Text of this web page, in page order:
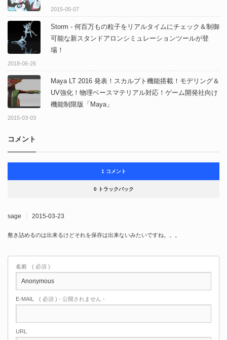
2015-05-07
Storm - 何百万もの粒子をリアルタイムにチェック＆制御
可能な新スタンドアロンシミュレーションツールが登
場！
2018-06-26
Maya LT 2016 発表！スカルプト機能搭載！モデリング＆
UV強化！物理ベースマテリアル対応！ゲーム開発社向け
機能制限版「Maya」
2015-03-03
コメント
1 コメント
0 トラックバック
sage 2015-03-23
敷き詰めるのは出来るけどそれを保存は出来ないみたいですね。。。
名前 ( 必須 )
E-MAIL ( 必須 ) - 公開されません -
URL